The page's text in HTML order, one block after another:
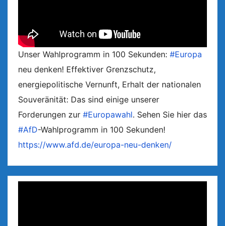
Unser Wahlprogramm in 100 Sekunden: #Europa
neu denken! Effektiver Grenzschutz,
energiepolitische Vernunft, Erhalt der nationalen
Souveränität: Das sind einige unserer
Forderungen zur #Europawahl. Sehen Sie hier das
#AfD-Wahlprogramm in 100 Sekunden!
https://www.afd.de/europa-neu-denken/